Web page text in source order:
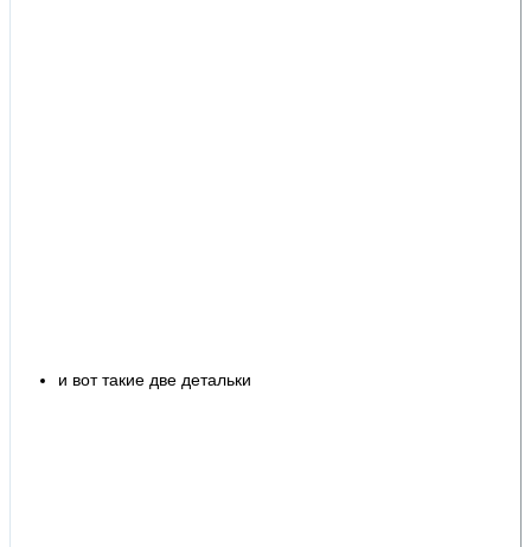
и вот такие две детальки